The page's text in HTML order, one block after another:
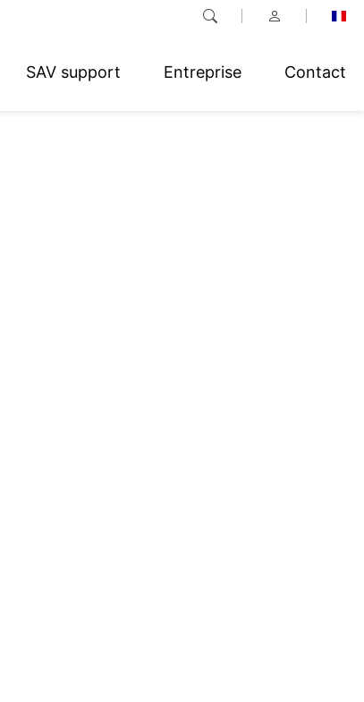
SAV support Entreprise Contact